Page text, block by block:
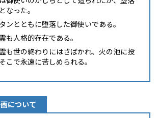
なった。
ンとともに堕落した御使いである。
も人格的存在である。
も世の終わりにはさばかれ、火の池に投
こで永遠に苦しめられる。
について